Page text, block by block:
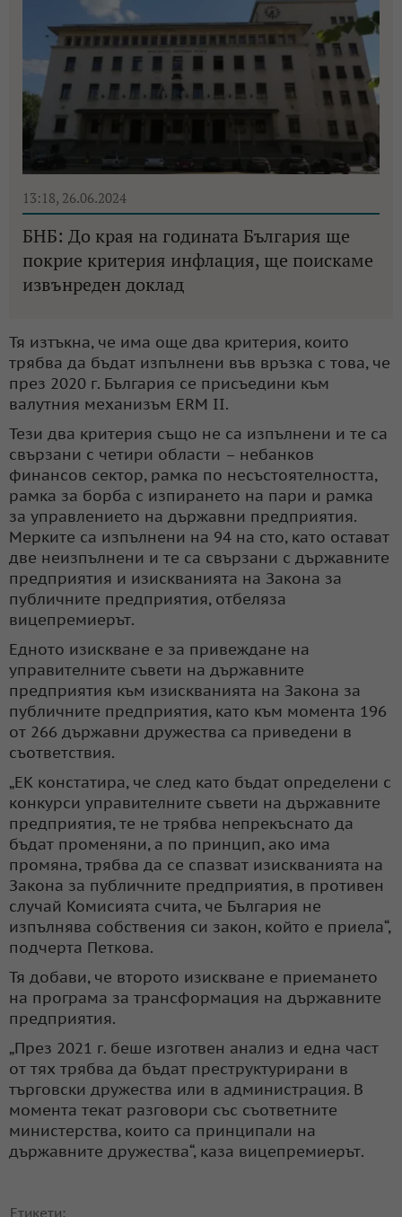
13:18, 26.06.2024
БНБ: До края на годината България ще
покрие критерия инфлация, ще поискаме
извънреден доклад
Тя изтъкна, че има още два критерия, които
трябва да бъдат изпълнени във връзка с това, че
през 2020 г. България се присъедини към
валутния механизъм ERM II.
Тези два критерия също не са изпълнени и те са
свързани с четири области – небанков
финансов сектор, рамка по несъстоятелността,
рамка за борба с изпирането на пари и рамка
за управлението на държавни предприятия.
Мерките са изпълнени на 94 на сто, като остават
две неизпълнени и те са свързани с държавните
предприятия и изискванията на Закона за
публичните предприятия, отбеляза
вицепремиерът.
Едното изискване е за привеждане на
управителните съвети на държавните
предприятия към изискванията на Закона за
публичните предприятия, като към момента 196
от 266 държавни дружества са приведени в
съответствия.
„ЕК констатира, че след като бъдат определени с
конкурси управителните съвети на държавните
предприятия, те не трябва непрекъснато да
бъдат променяни, а по принцип, ако има
промяна, трябва да се спазват изискванията на
Закона за публичните предприятия, в противен
случай Комисията счита, че България не
изпълнява собствения си закон, който е приела“,
подчерта Петкова.
Тя добави, че второто изискване е приемането
на програма за трансформация на държавните
предприятия.
„През 2021 г. беше изготвен анализ и една част
от тях трябва да бъдат преструктурирани в
търговски дружества или в администрация. В
момента текат разговори със съответните
министерства, които са принципали на
държавните дружества“, каза вицепремиерът.
Етикети: